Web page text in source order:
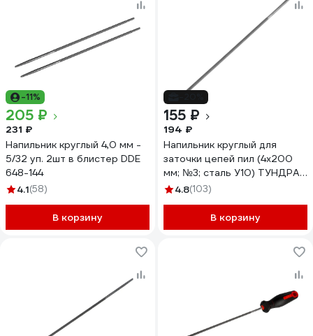
-11%
205 ₽
231 ₽
Напильник круглый 4,0 мм -
5/32 уп. 2шт в блистер DDE
648-144
4.1(58)
В корзину
155 ₽
194 ₽
Напильник круглый для
заточки цепей пил (4х200
мм; №3; сталь У10) ТУНДРА
4439277
4.8(103)
В корзину